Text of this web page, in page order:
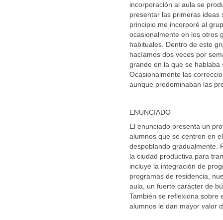
incorporación al aula se
presentar las primeras
principio me incorporé al
ocasionalmente en los otros
habituales. Dentro de este
hacíamos dos veces por
grande en la que se
Ocasionalmente las
aunque predominaban las
ENUNCIADO
El enunciado presenta un
alumnos que se centren en
despoblando gradualmente.
la ciudad productiva para
incluye la integración de
programas de residencia,
aula, un fuerte carácter de
También se reflexiona sobre
alumnos le dan mayor valor